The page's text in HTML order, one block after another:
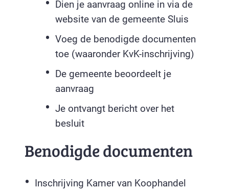
Dien je aanvraag online in via de
website van de gemeente Sluis
Voeg de benodigde documenten
toe (waaronder KvK-inschrijving)
De gemeente beoordeelt je
aanvraag
Je ontvangt bericht over het
besluit
Benodigde documenten
Inschrijving Kamer van Koophandel